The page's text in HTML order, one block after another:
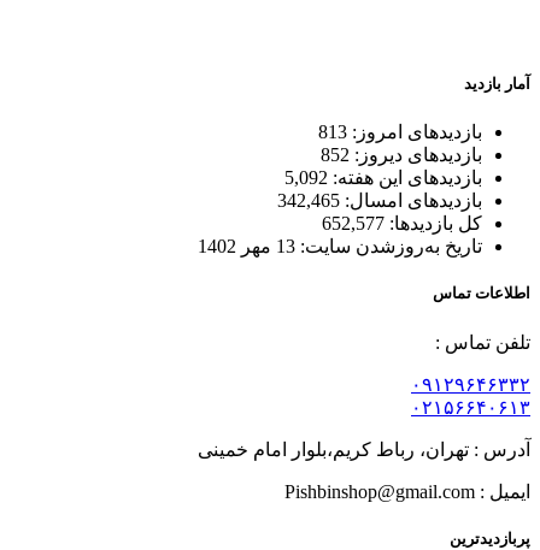
آمار بازدید
بازدیدهای امروز: 813
بازدیدهای دیروز: 852
بازدیدهای این هفته: 5,092
بازدیدهای امسال: 342,465
کل بازدیدها: 652,577
تاریخ به‌روزشدن سایت: 13 مهر 1402
اطلاعات تماس
تلفن تماس :
۰۹۱۲۹۶۴۶۳۳۲
۰۲۱۵۶۶۴۰۶۱۳
آدرس : تهران، رباط کریم،بلوار امام خمینی
ایمیل : Pishbinshop@gmail.com
پربازدیدترین